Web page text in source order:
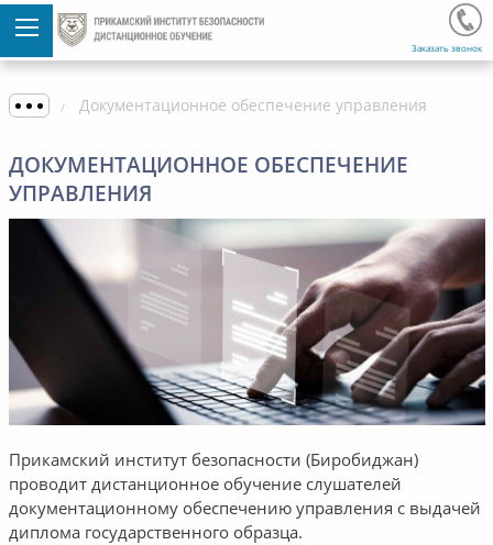
Заказать звонок
Документационное обеспечение управления
ДОКУМЕНТАЦИОННОЕ ОБЕСПЕЧЕНИЕ
УПРАВЛЕНИЯ
Прикамский институт безопасности (Биробиджан)
проводит дистанционное обучение слушателей
документационному обеспечению управления с выдачей
диплома государственного образца.